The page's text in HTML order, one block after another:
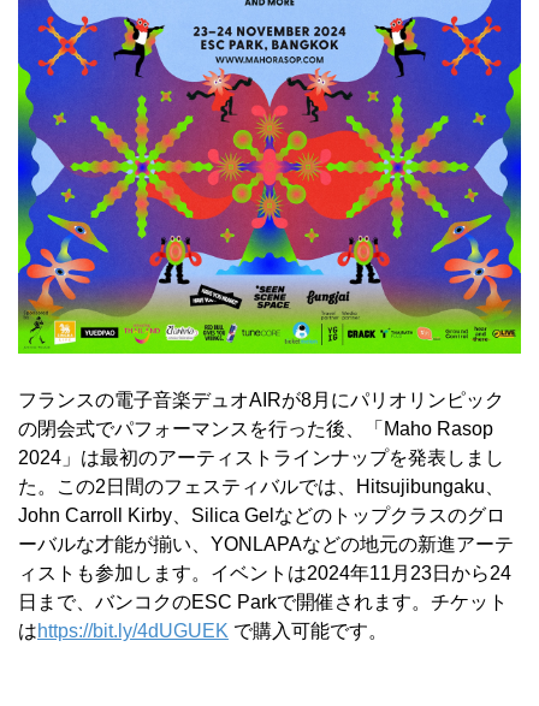
フランスの電子音楽デュオAIRが8月にパリオリンピック
の閉会式でパフォーマンスを行った後、「Maho Rasop
2024」は最初のアーティストラインナップを発表しまし
た。この2日間のフェスティバルでは、Hitsujibungaku、
John Carroll Kirby、Silica Gelなどのトップクラスのグロ
ーバルな才能が揃い、YONLAPAなどの地元の新進アーテ
ィストも参加します。イベントは2024年11月23日から24
日まで、バンコクのESC Parkで開催されます。チケット
はhttps://bit.ly/4dUGUEK で購入可能です。